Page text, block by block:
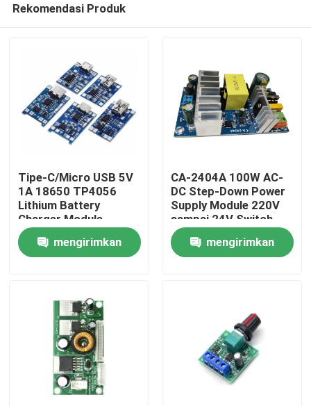
Beranda
Produk
Tur Pabrik
Kontrol Kualitas
Rekomendasi Produk
Tipe-C/Micro USB 5V
1A 18650 TP4056
Lithium Battery
Charger Module
Dengan Perlindungan
dan Fungsi Ganda
mengirimkan
CA-2404A 100W AC-
DC Step-Down Power
Supply Module 220V
sampai 24V Switch
Power Supply
mengirimkan